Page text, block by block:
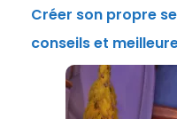
Créer son propre
conseils et